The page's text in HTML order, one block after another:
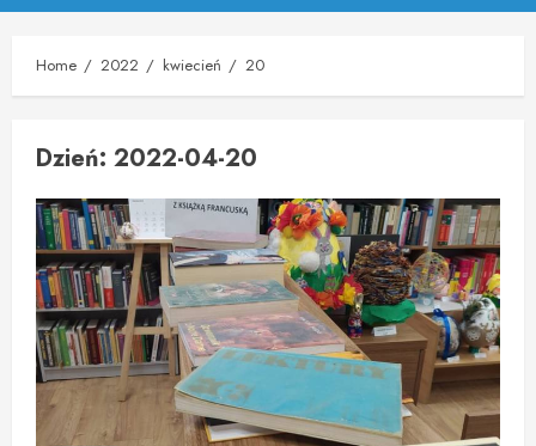
Menu
Home 2022 kwiecień 20
Dzień: 2022-04-20